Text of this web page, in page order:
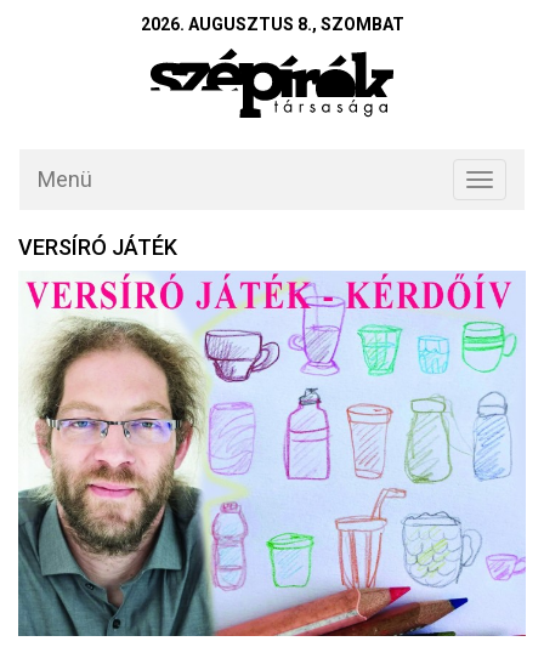
2026. AUGUSZTUS 8., SZOMBAT
Toggle
Menü
VERSÍRÓ JÁTÉK